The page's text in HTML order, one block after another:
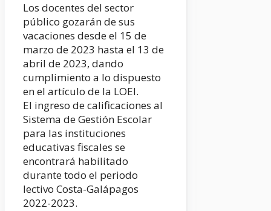
Los docentes del sector
público gozarán de sus
vacaciones desde el 15 de
marzo de 2023 hasta el 13 de
abril de 2023, dando
cumplimiento a lo dispuesto
en el artículo de la LOEI.
El ingreso de calificaciones al
Sistema de Gestión Escolar
para las instituciones
educativas fiscales se
encontrará habilitado
durante todo el periodo
lectivo Costa-Galápagos
2022-2023.